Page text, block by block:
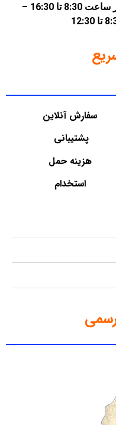
شنبه تا چهارشنبه از ساعت 8:30 تا 16:30 –
سفارش آنلاین
پشتیبانی
هزینه حمل
استخدام